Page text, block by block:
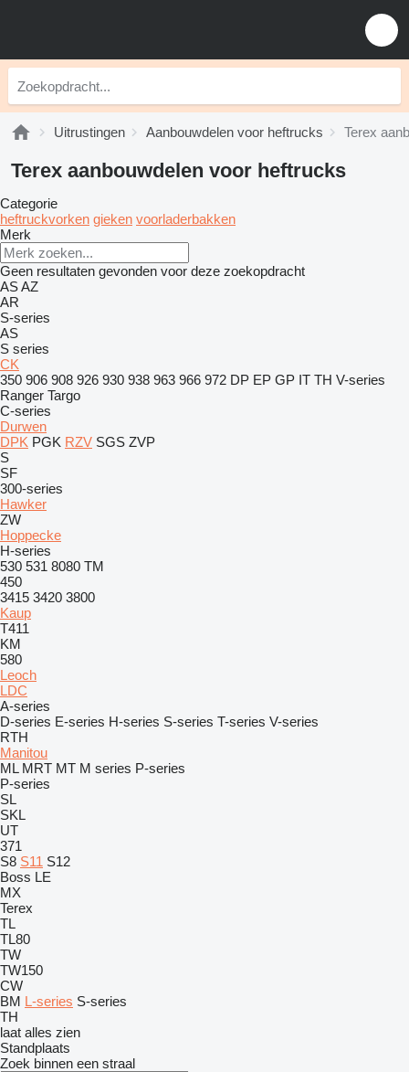
Uitrustingen Aanbouwdelen voor heftrucks Terex
Terex aanbouwdelen voor heftrucks
Categorie
heftruckvorken gieken voorladerbakken
Merk
Geen resultaten gevonden voor deze zoekopdracht
ASAZ
AR
S-series
AS
S series
CK
350 906 908 926 930 938 963 966 972 DP EP GP IT TH V-series
Ranger Targo
C-series
Durwen
DPK PGK RZV SGS ZVP
S
SF
300-series
Hawker
ZW
Hoppecke
H-series
530 531 8080 TM
450
3415 3420 3800
Kaup
T411
KM
580
Leoch
LDC
A-series
D-series E-series H-series S-series T-series V-series
RTH
Manitou
ML MRT MT M series P-series
P-series
SL
SKL
UT
371
S8 S11 S12
Boss LE
MX
Terex
TL
TL80
TW
TW150
CW
BM L-series S-series
TH
laat alles zien
Standplaats
Zoek binnen een straal